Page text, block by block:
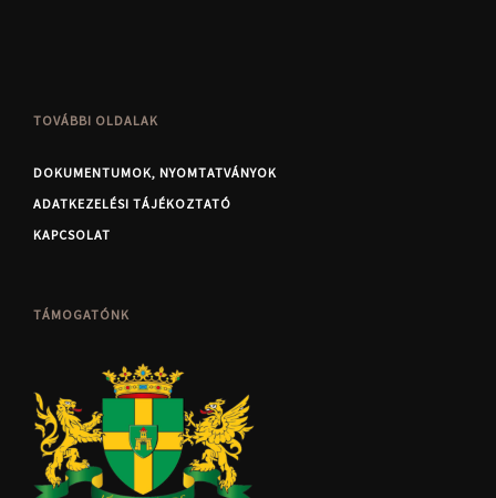
TOVÁBBI OLDALAK
DOKUMENTUMOK, NYOMTATVÁNYOK
ADATKEZELÉSI TÁJÉKOZTATÓ
KAPCSOLAT
TÁMOGATÓNK